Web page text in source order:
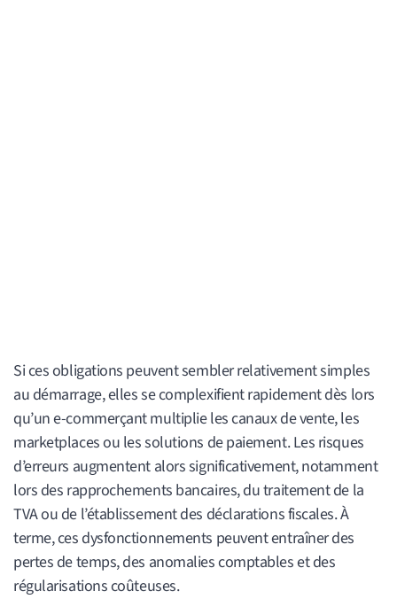
Si ces obligations peuvent sembler relativement simples
au démarrage, elles se complexifient rapidement dès lors
qu’un e-commerçant multiplie les canaux de vente, les
marketplaces ou les solutions de paiement. Les risques
d’erreurs augmentent alors significativement, notamment
lors des rapprochements bancaires, du traitement de la
TVA ou de l’établissement des déclarations fiscales. À
terme, ces dysfonctionnements peuvent entraîner des
pertes de temps, des anomalies comptables et des
régularisations coûteuses.